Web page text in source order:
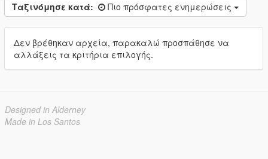
Ταξινόμησε κατά: Πιο πρόσφατες ενημερώσεις
Δεν βρέθηκαν αρχεία, παρακαλώ προσπάθησε να
αλλάξεις τα κριτήρια επιλογής.
Designed in Alderney
Made in Los Santos